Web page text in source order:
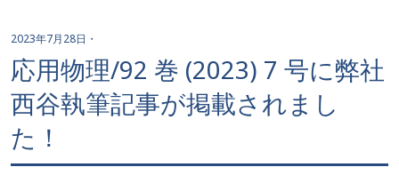
2023年7月28日 ・
応用物理/92 巻 (2023) 7 号に弊社
西谷執筆記事が掲載されまし
た！